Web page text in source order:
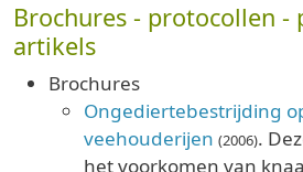
Brochures - protocollen -
artikels
Brochures
Ongediertebestrijding
veehouderijen (2006).
het voorkomen van